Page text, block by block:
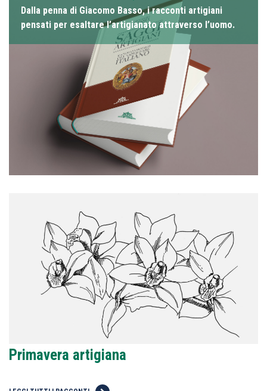
Dalla penna di Giacomo Basso, i racconti artigiani
pensati per esaltare l’artigianato attraverso l’uomo.
Primavera artigiana